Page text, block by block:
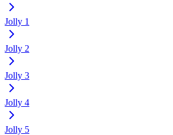
Jolly 1
Jolly 2
Jolly 3
Jolly 4
Jolly 5